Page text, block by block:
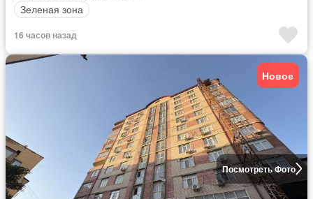
Зеленая зона
16 часов назад
Посмотреть Фото
Новое